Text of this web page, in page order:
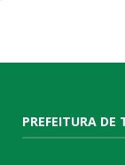
PREFEITURA DE